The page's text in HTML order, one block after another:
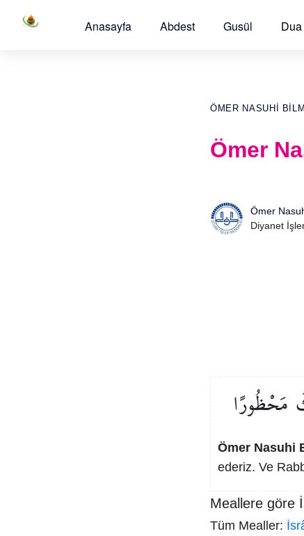
Anasayfa Abdest Gusül
ÖMER NASUHI
Ömer
Ömer
Diyanet
مَحْظُورًا
Ömer Nasuhi
ederiz. Ve
Meallere göre
Tüm Mealler: